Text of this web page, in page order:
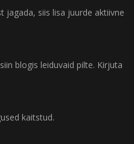
jagada, siis lisa juurde aktiivne
blogis leiduvaid pilte. Kirjuta
kaitstud.